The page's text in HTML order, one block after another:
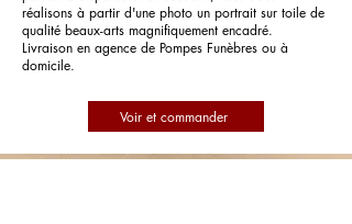
réalisons à partir d'une photo un portrait sur toile de
qualité beaux-arts magnifiquement encadré.
Livraison en agence de Pompes Funèbres ou à
domicile.
Voir et commander